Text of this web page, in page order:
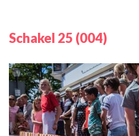
Schakel 25 (004)